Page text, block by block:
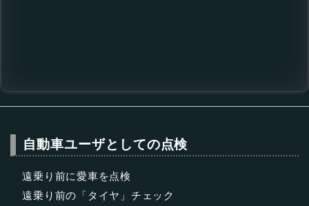
自動車ユーザとしての点検
遠乗り前に愛車を点検
遠乗り前の「タイヤ」チェック